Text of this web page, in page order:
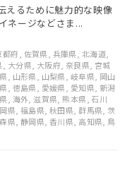
えるために魅力的な映像
ネージなどさま...
府, 佐賀県, 兵庫県, 北海道,
大分県, 大阪府, 奈良県, 宮城
, 山形県, 山梨県, 岐阜県, 岡山
, 徳島県, 愛媛県, 愛知県, 新潟
, 海外, 滋賀県, 熊本県, 石川
県, 福島県, 秋田県, 群馬県, 茨
県, 静岡県, 香川県, 高知県, 鳥